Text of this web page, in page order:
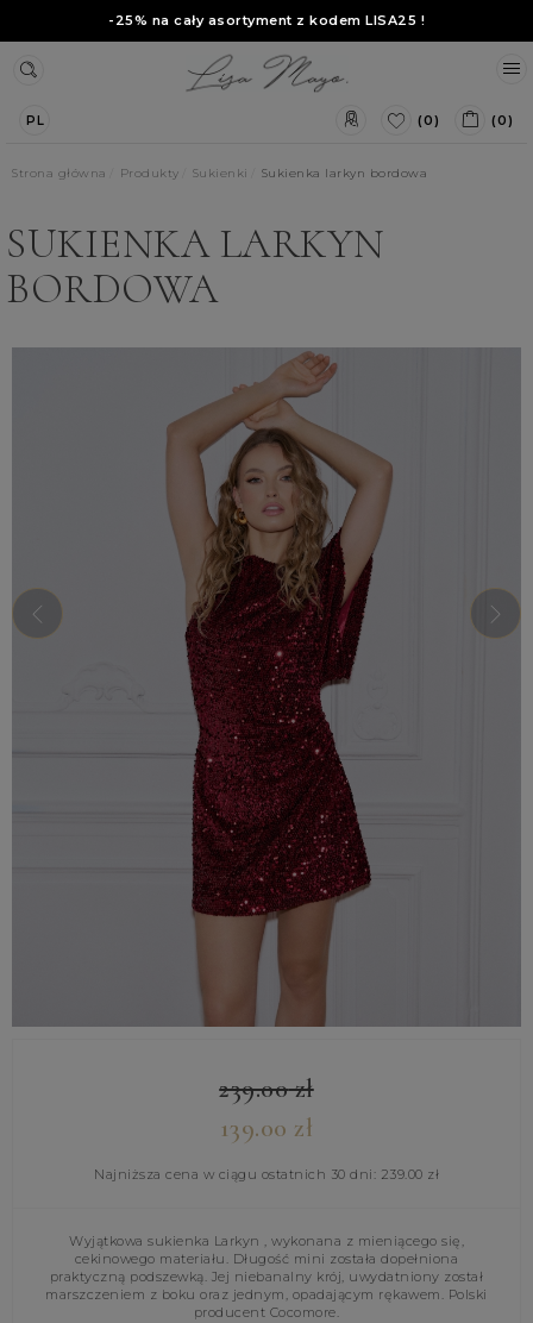
-25% na cały asortyment z kodem LISA25 !
PL (0) (0)
Strona główna Produkty Sukienki Sukienka larkyn bordowa
SUKIENKA LARKYN
BORDOWA
239.00zł
139.00 zł
Najniższa cena w ciągu ostatnich 30 dni: 239.00 zł
Wyjątkowa sukienka Larkyn , wykonana z mieniącego się,
cekinowego materiału. Długość mini została dopełniona
praktyczną podszewką. Jej niebanalny krój, uwydatniony został
marszczeniem z boku oraz jednym, opadającym rękawem. Polski
producent Cocomore.